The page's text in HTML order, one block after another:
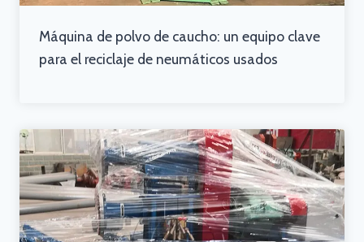
Máquina de polvo de caucho: un equipo clave
para el reciclaje de neumáticos usados